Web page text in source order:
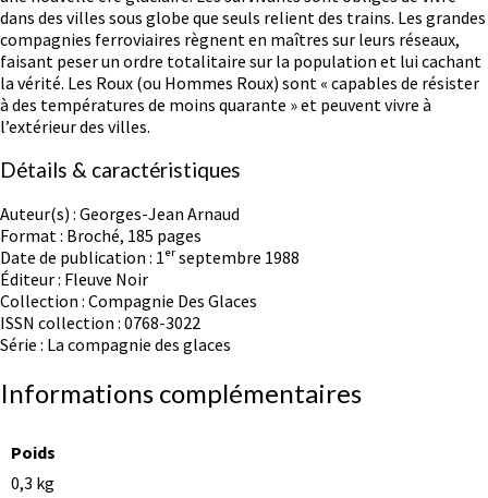
dans des villes sous globe que seuls relient des trains. Les grandes
compagnies ferroviaires règnent en maîtres sur leurs réseaux,
faisant peser un ordre totalitaire sur la population et lui cachant
la vérité. Les Roux (ou Hommes Roux) sont « capables de résister
à des températures de moins quarante » et peuvent vivre à
l’extérieur des villes.
Détails & caractéristiques
Auteur(s) : Georges-Jean Arnaud
Format : Broché, 185 pages
Date de publication : 1ᵉʳ septembre 1988
Éditeur : Fleuve Noir
Collection : Compagnie Des Glaces
ISSN collection : 0768-3022
Série : La compagnie des glaces
Informations complémentaires
Poids
0,3 kg